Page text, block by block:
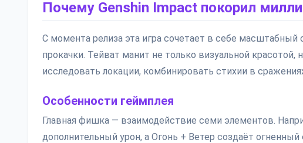
Почему Genshin Impact покорил
С момента релиза эта игра сочетает в себе
прокачки. Тейват манит не только визуальной
исследовать локации, комбинировать стихии в
Особенности геймплея
Главная фишка — взаимодействие семи элементов.
дополнительный урон, а Огонь + Ветер создаёт